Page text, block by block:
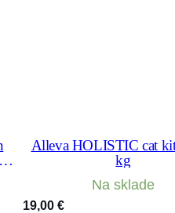
Alleva HOLISTIC cat
kg
Na sklade
19,00 €